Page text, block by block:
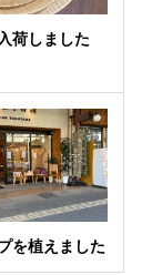
荷しました
を植えました